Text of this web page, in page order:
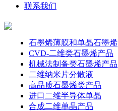
联系我们
石墨烯薄膜和单晶石墨烯
CVD-二维类石墨烯产品
机械法制备类石墨烯产品
二维纳米片分散液
高品质石墨烯类产品
进口二维半导体单晶
合成二维单晶产品